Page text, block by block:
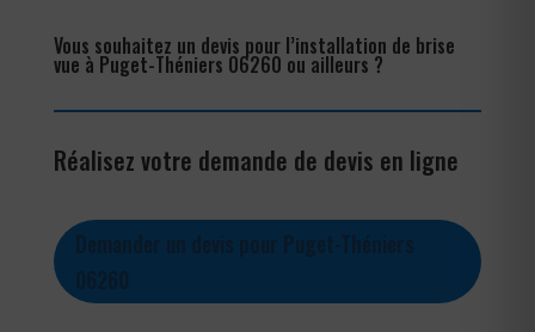
Vous souhaitez un devis pour l’installation de brise
vue à Puget-Théniers 06260 ou ailleurs ?
Réalisez votre demande de devis en ligne